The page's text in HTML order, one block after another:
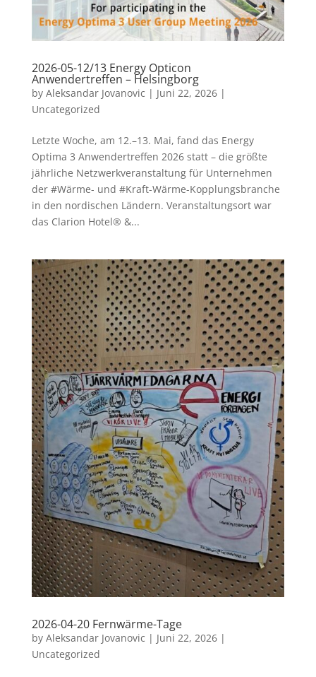
2026-05-12/13 Energy Opticon
Anwendertreffen – Helsingborg
by Aleksandar Jovanovic | Juni 22, 2026|
Uncategorized
Letzte Woche, am 12.–13. Mai, fand das Energy
Optima 3 Anwendertreffen 2026 statt – die größte
jährliche Netzwerkveranstaltung für Unternehmen
der #Wärme- und #Kraft-Wärme-Kopplungsbranche
in den nordischen Ländern. Veranstaltungsort war
das Clarion Hotel® &...
2026-04-20 Fernwärme-Tage
by Aleksandar Jovanovic | Juni 22, 2026|
Uncategorized